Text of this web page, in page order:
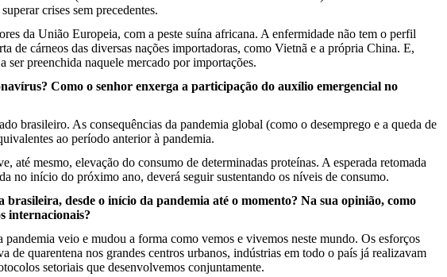
crises sem precedentes.
da União Europeia, com a peste suína africana. A enfermidade não tem o perfil
de cárneos das diversas nações importadoras, como Vietnã e a própria China. E,
ser preenchida naquele mercado por importações.
Como o senhor enxerga a participação do auxílio emergencial no
brasileiro. As consequências da pandemia global (como o desemprego e a queda de
ao período anterior à pandemia.
mesmo, elevação do consumo de determinadas proteínas. A esperada retomada
no início do próximo ano, deverá seguir sustentando os níveis de consumo.
desde o início da pandemia até o momento? Na sua opinião, como
internacionais?
veio e mudou a forma como vemos e vivemos neste mundo. Os esforços
quarentena nos grandes centros urbanos, indústrias em todo o país já realizavam
setoriais que desenvolvemos conjuntamente.